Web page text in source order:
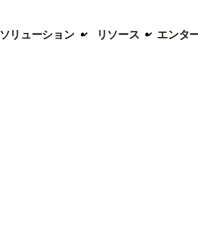
ソリューション リソース エンタ